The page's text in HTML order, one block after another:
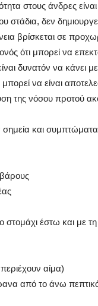
στους άνδρες
στάδια, δεν
βρίσκεται σε
ότι μπορεί να
δυνατόν να κάνει
μπορεί να είναι
της νόσου προτού
σημεία και
στομάχι έστω και με
αίμα)
από το άνω